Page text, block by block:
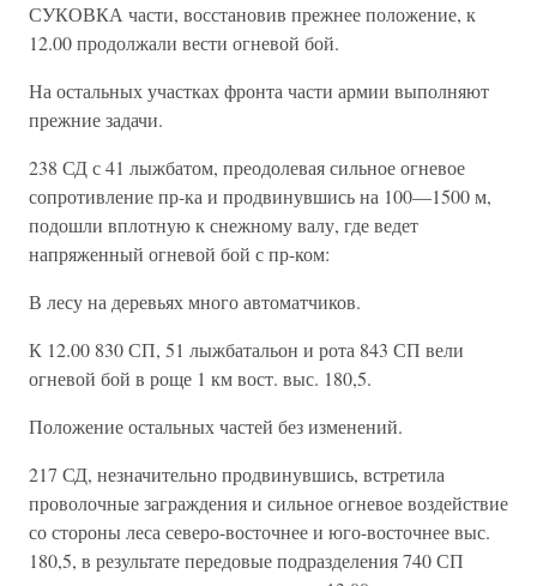
СУКОВКА части, восстановив прежнее положение, к
12.00 продолжали вести огневой бой.
На остальных участках фронта части армии выполняют
прежние задачи.
238 СД с 41 лыжбатом, преодолевая сильное огневое
сопротивление пр-ка и продвинувшись на 100—1500 м,
подошли вплотную к снежному валу, где ведет
напряженный огневой бой с пр-ком:
В лесу на деревьях много автоматчиков.
К 12.00 830 СП, 51 лыжбатальон и рота 843 СП вели
огневой бой в роще 1 км вост. выс. 180,5.
Положение остальных частей без изменений.
217 СД, незначительно продвинувшись, встретила
проволочные заграждения и сильное огневое воздействие
со стороны леса северо-восточнее и юго-восточнее выс.
180,5, в результате передовые подразделения 740 СП